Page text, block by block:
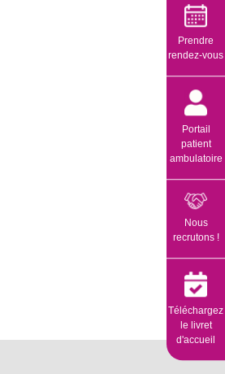
Prendre
rendez-vous
Portail
patient
ambulatoire
Nous
recrutons !
Téléchargez
le livret
d'accueil